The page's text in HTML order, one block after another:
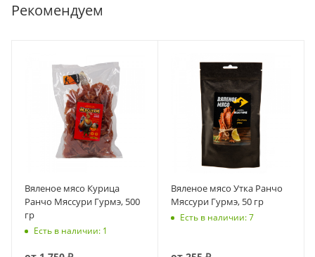
Рекомендуем
Вяленое мясо Курица
Ранчо Мяссури Гурмэ, 500
гр
Есть в наличии: 1
Вяленое мясо Утка Ранчо
Мяссури Гурмэ, 50 гр
Есть в наличии: 7